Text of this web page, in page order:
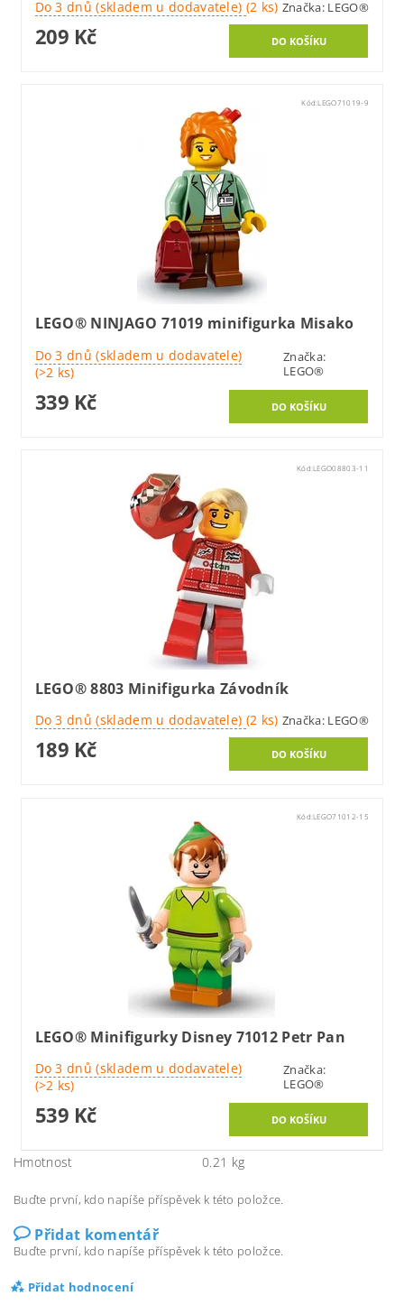
Do 3 dnů (skladem u dodavatele) (2 ks) Značka: LEGO®
209 Kč
Kód:LEGO71019-9
LEGO® NINJAGO 71019 minifigurka Misako
Do 3 dnů (skladem u dodavatele)
(>2 ks)
Značka:
LEGO®
339 Kč
Kód:LEGO08803-11
LEGO® 8803 Minifigurka Závodník
Do 3 dnů (skladem u dodavatele) (2 ks) Značka: LEGO®
189 Kč
Kód:LEGO71012-15
LEGO® Minifigurky Disney 71012 Petr Pan
Do 3 dnů (skladem u dodavatele)
(>2 ks)
Značka:
LEGO®
539 Kč
Hmotnost 0.21 kg
Buďte první, kdo napíše příspěvek k této položce.
Přidat komentář
Buďte první, kdo napíše příspěvek k této položce.
Přidat hodnocení